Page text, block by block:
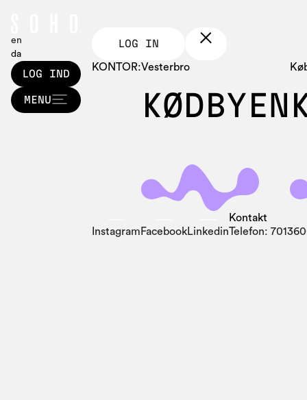
en
da
LOG IND
LOG IND
MENU
LOG IN
KONTOR:Vesterbro
KØDBYEN
Instagram FacebookLinkedin
Kontakt
Telefon: